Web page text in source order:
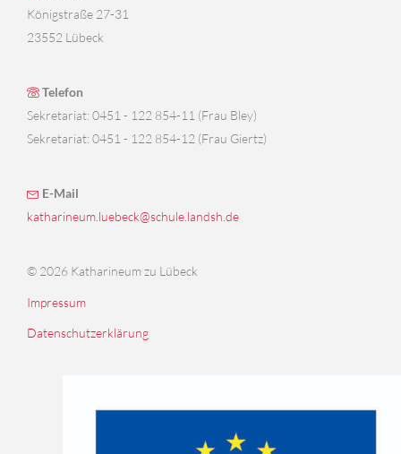
Königstraße 27-31
23552 Lübeck
Telefon
Sekretariat: 0451 - 122 854-11 (Frau Bley)
Sekretariat: 0451 - 122 854-12 (Frau Giertz)
E-Mail
katharineum.luebeck@schule.landsh.de
© 2026 Katharineum zu Lübeck
Impressum
Datenschutzerklärung